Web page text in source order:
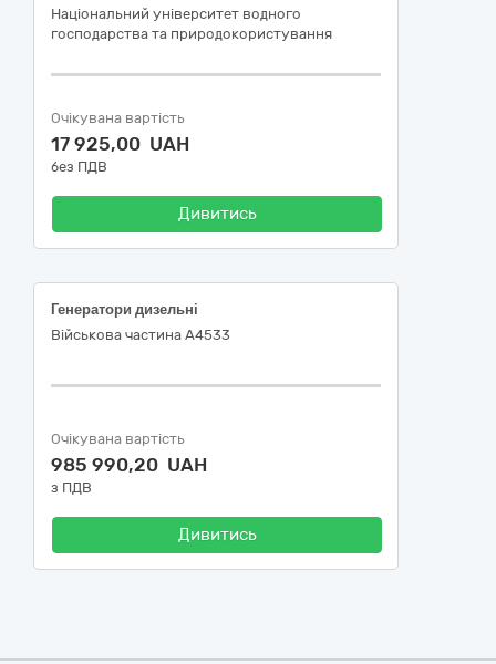
Національний університет водного
господарства та природокористування
Очікувана вартість
17 925,00 UAH
без ПДВ
Дивитись
Генератори дизельні
Військова частина А4533
Очікувана вартість
985 990,20 UAH
з ПДВ
Дивитись